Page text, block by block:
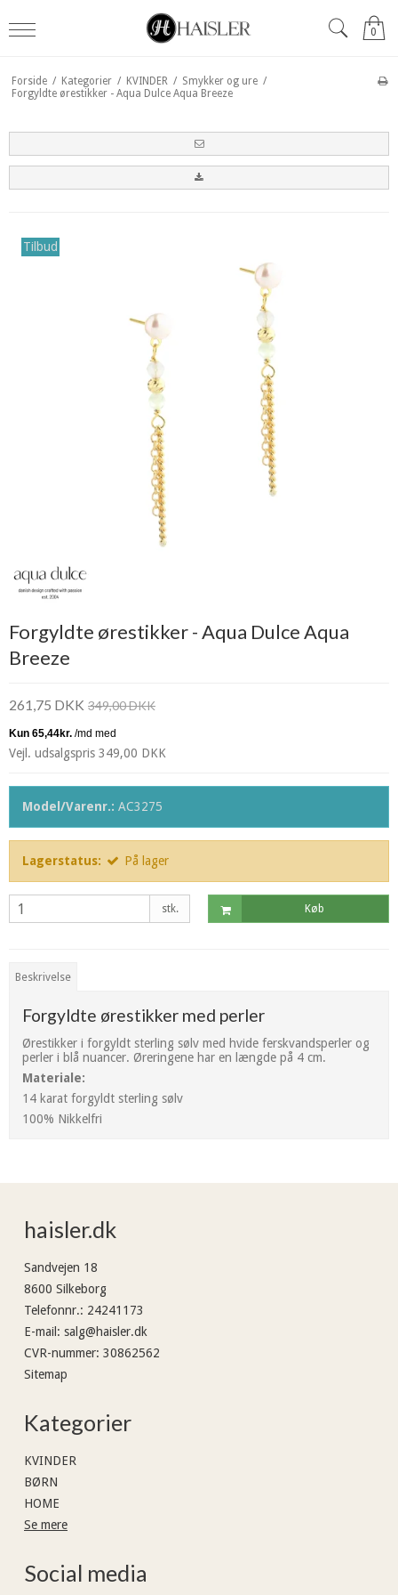
0
Forside / Kategorier / KVINDER / Smykker og ure /
Forgyldte ørestikker - Aqua Dulce Aqua Breeze
Tilbud
Forgyldte ørestikker - Aqua Dulce Aqua
Breeze
261,75 DKK 349,00 DKK
Vejl. udsalgspris 349,00 DKK
Model/Varenr.: AC3275
Lagerstatus: På lager
stk. Køb
Beskrivelse
Forgyldte ørestikker med perler
Ørestikker i forgyldt sterling sølv med hvide ferskvandsperler og
perler i blå nuancer. Øreringene har en længde på 4 cm.
Materiale:
14 karat forgyldt sterling sølv
100% Nikkelfri
haisler.dk
Sandvejen 18
8600 Silkeborg
Telefonnr.: 24241173
E-mail : salg@haisler.dk
CVR-nummer: 30862562
Sitemap
Kategorier
KVINDER
BØRN
HOME
Se mere
Social media